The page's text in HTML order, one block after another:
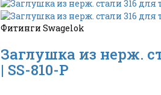
Фитинги Swagelok
Заглушка из нерж.
| SS-810-P